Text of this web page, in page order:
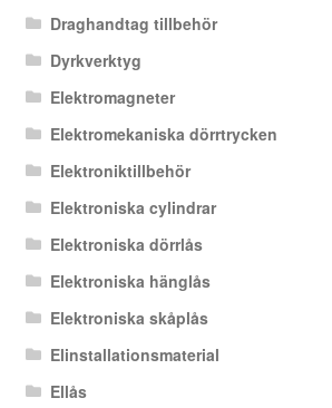
Draghandtag tillbehör
Dyrkverktyg
Elektromagneter
Elektromekaniska dörrtrycken
Elektroniktillbehör
Elektroniska cylindrar
Elektroniska dörrlås
Elektroniska hänglås
Elektroniska skåplås
Elinstallationsmaterial
Ellås